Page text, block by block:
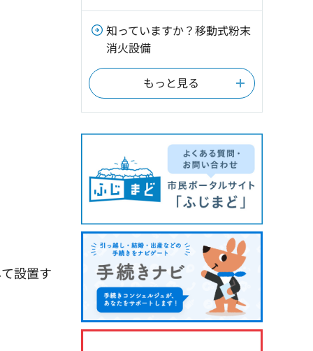
設置す
知っていますか？移動式粉末
消火設備
もっと見る